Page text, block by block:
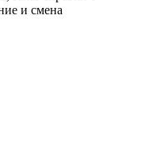
и смена